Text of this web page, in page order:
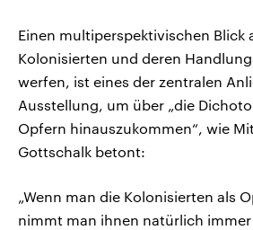
Einen multiperspektivischen Blick
Kolonisierten und deren
werfen, ist eines der zentralen
Ausstellung, um über „die
Opfern hinauszukommen“, wie
Gottschalk betont:
„Wenn man die Kolonisierten als
nimmt man ihnen natürlich